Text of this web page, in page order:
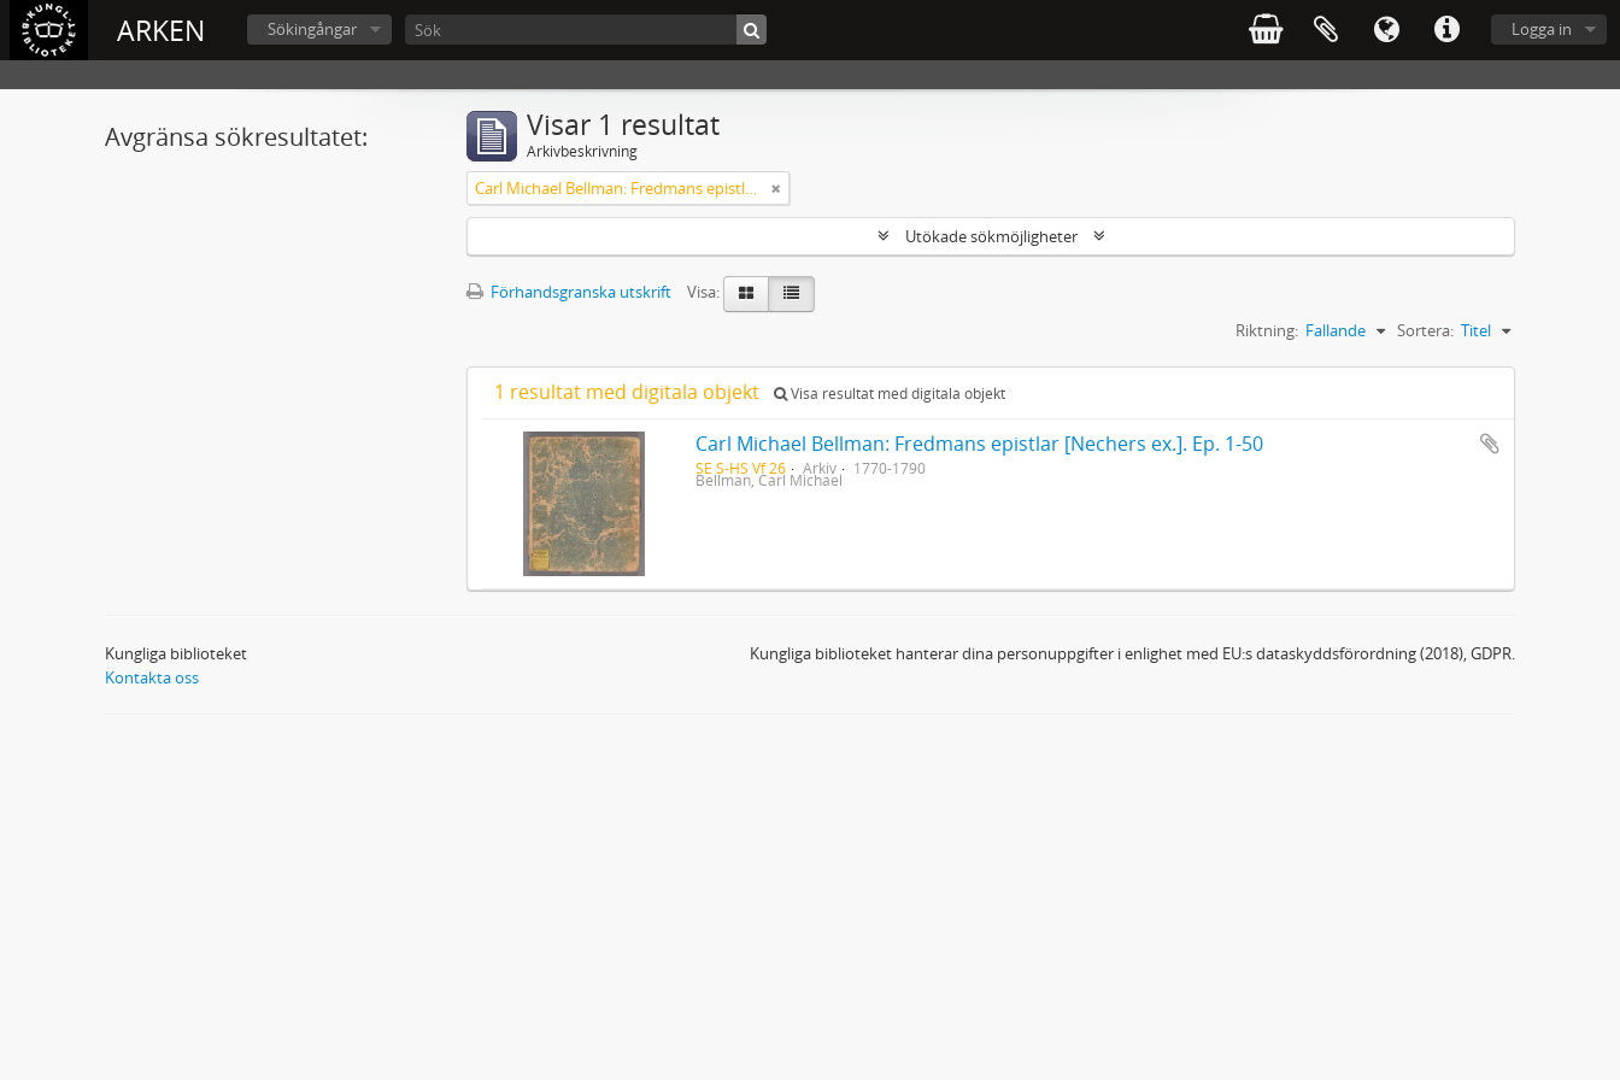
ARKEN Logga in
Sökingångar
Avgränsa sökresultatet: Visar 1 resultat
Arkivbeskrivning
Carl Michael Bellman: Fredmans epistlar [Nechers ex.]. Ep. 1-50
Utökade sökmöjligheter
Förhandsgranska utskrift
Visa:
Sortera: Titel
Riktning: Fallande
1 resultat med digitala objekt Visa resultat med digitala objekt
Carl Michael Bellman: Fredmans epistlar [Nechers ex.]. Ep. 1-50
SE S-HS Vf 26 Arkiv 1770-1790
Bellman, Carl Michael
Kungliga biblioteket
Kontakta oss
Kungliga biblioteket hanterar dina personuppgifter i enlighet med EU:s dataskyddsförordning (2018), GDPR.